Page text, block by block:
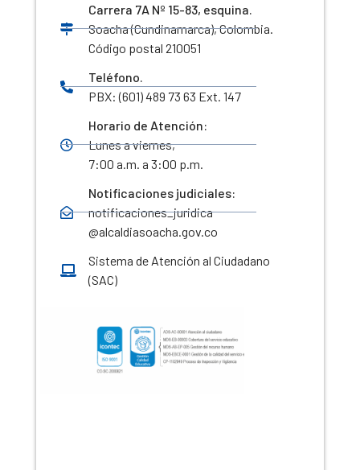
Carrera 7A Nº 15-83, esquina.
Soacha (Cundinamarca), Colombia.
Código postal 210051
Teléfono.
PBX: (601) 489 73 63 Ext. 147
Horario de Atención:
Lunes a viernes,
7:00 a.m. a 3:00 p.m.
Notificaciones judiciales:
notificaciones_juridica
@alcaldiasoacha.gov.co
Sistema de Atención al Ciudadano
(SAC)